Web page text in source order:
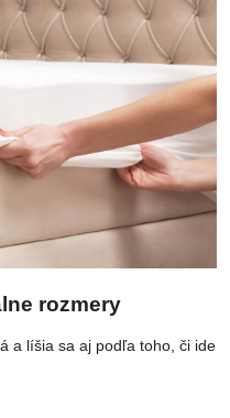
rozmery
a líšia sa aj podľa toho, či ide